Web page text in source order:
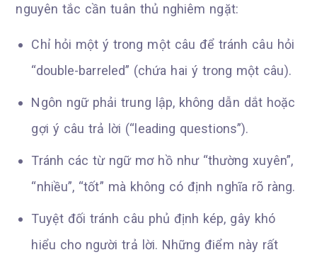
nguyên tắc cần tuân thủ nghiêm ngặt:
Chỉ hỏi một ý trong một câu để tránh câu hỏi
“double-barreled” (chứa hai ý trong một câu).
Ngôn ngữ phải trung lập, không dẫn dắt hoặc
gợi ý câu trả lời (“leading questions”).
Tránh các từ ngữ mơ hồ như “thường xuyên”,
“nhiều”, “tốt” mà không có định nghĩa rõ ràng.
Tuyệt đối tránh câu phủ định kép, gây khó
hiểu cho người trả lời. Những điểm này rất